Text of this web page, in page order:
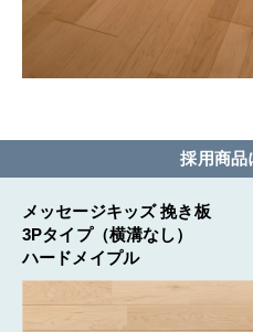
採用商品
メッセージキッズ 挽き板
3Pタイプ（横溝なし）
ハードメイプル